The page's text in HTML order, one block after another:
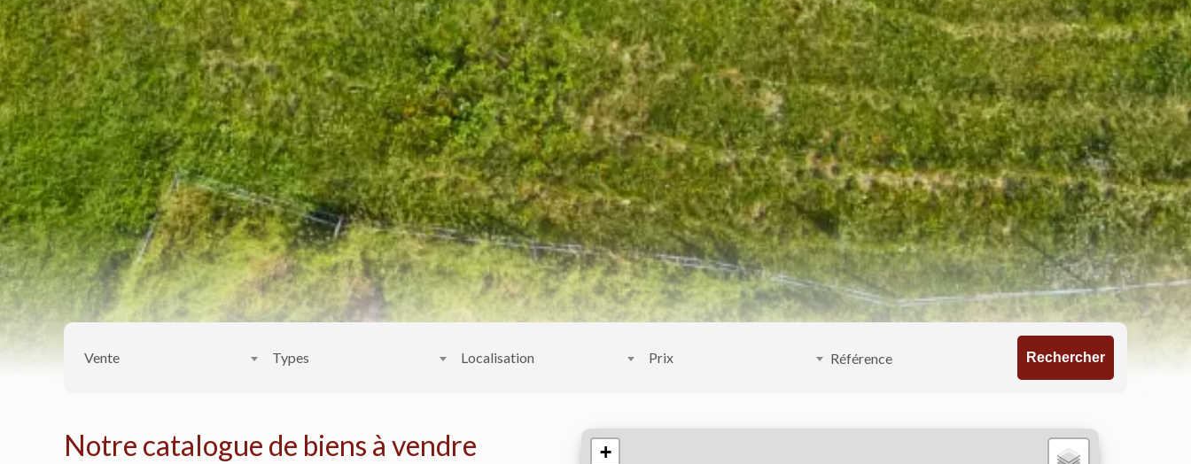
Vente Types Localisation Prix Rechercher
Notre catalogue de biens à vendre
+